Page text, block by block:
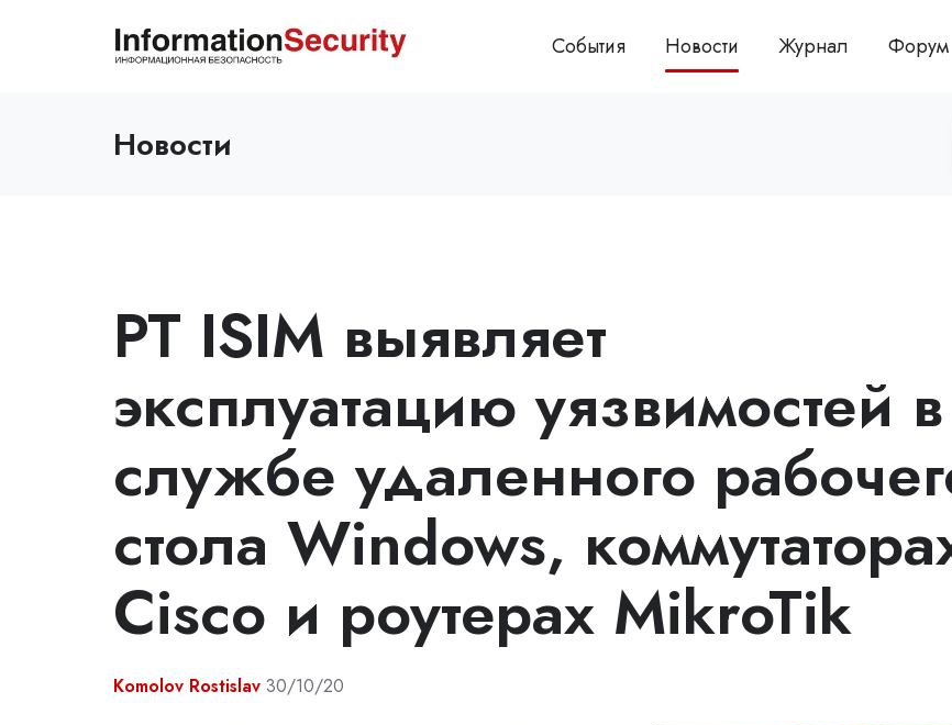
События Новости Журнал Форум
Новости
PT ISIM выявляет
эксплуатацию уязвимостей в
службе удаленного
стола Windows,
Cisco и роутерах MikroTik
Komolov Rostislav 30/10/20